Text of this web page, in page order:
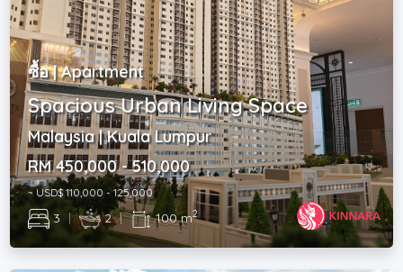
ซื้อ | Apartment
Spacious Urban Living Space
Malaysia | Kuala Lumpur
RM 450,000 - 510,000
~ USD$ 110,000 - 125,000
3 | 2 | 100 m2